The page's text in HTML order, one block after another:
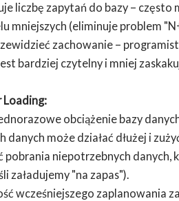
liczbę zapytań do bazy –
mniejszych (eliminuje problem
zachowanie –
bardziej czytelny i mniej
Loading:
obciążenie bazy
danych może działać dłużej i
pobrania niepotrzebnych
załadujemy "na zapas").
wcześniejszego zaplanowania